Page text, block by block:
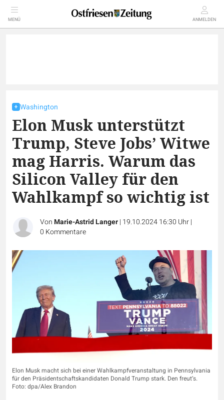
MENÜ ANMELDEN
Washington
Elon Musk unterstützt
Trump, Steve Jobs’ Witwe
mag Harris. Warum das
Silicon Valley für den
Wahlkampf so wichtig ist
VonMarie-Astrid Langer| 19.10.2024 16:30 Uhr|
0 Kommentare
Elon Musk macht sich bei einer Wahlkampfveranstaltung in Pennsylvania
für den Präsidentschaftskandidaten Donald Trump stark. Den freut‘s.
Foto: dpa/Alex Brandon